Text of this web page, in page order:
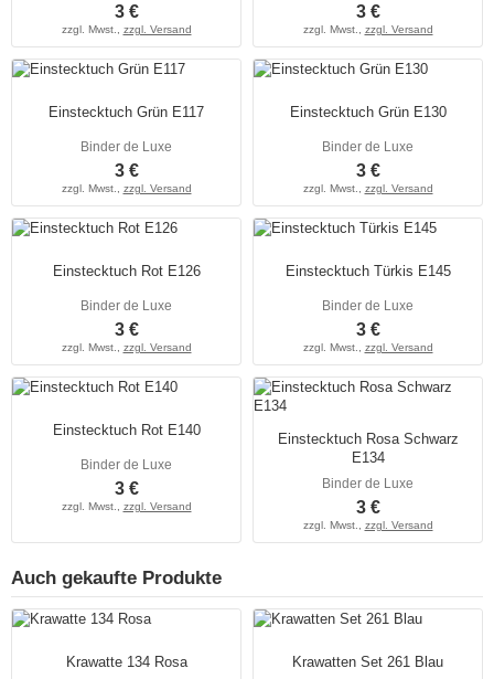
3 €
zzgl. Mwst., zzgl. Versand
3 €
zzgl. Mwst., zzgl. Versand
Einstecktuch Grün E117
Binder de Luxe
3 €
zzgl. Mwst., zzgl. Versand
Einstecktuch Grün E130
Binder de Luxe
3 €
zzgl. Mwst., zzgl. Versand
Einstecktuch Rot E126
Binder de Luxe
3 €
zzgl. Mwst., zzgl. Versand
Einstecktuch Türkis E145
Binder de Luxe
3 €
zzgl. Mwst., zzgl. Versand
Einstecktuch Rot E140
Binder de Luxe
3 €
zzgl. Mwst., zzgl. Versand
Einstecktuch Rosa Schwarz
E134
Binder de Luxe
3 €
zzgl. Mwst., zzgl. Versand
Auch gekaufte Produkte
Krawatte 134 Rosa Krawatten Set 261 Blau